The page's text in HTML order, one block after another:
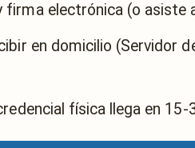
electrónica (o asiste
en domicilio (Servidor
física llega en 15-